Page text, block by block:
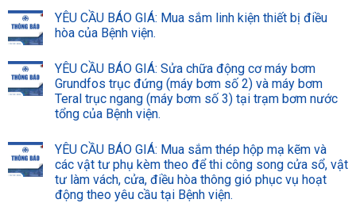
YÊU CẦU BÁO GIÁ: Mua sắm linh kiện thiết bị điều
hòa của Bệnh viện.
YÊU CẦU BÁO GIÁ: Sửa chữa động cơ máy bơm
Grundfos trục đứng (máy bơm số 2) và máy bơm
Teral trục ngang (máy bơm số 3) tại trạm bơm nước
tổng của Bệnh viện.
YÊU CẦU BÁO GIÁ: Mua sắm thép hộp mạ kẽm và
các vật tư phụ kèm theo để thi công song cửa sổ, vật
tư làm vách, cửa, điều hòa thông gió phục vụ hoạt
động theo yêu cầu tại Bệnh viện.